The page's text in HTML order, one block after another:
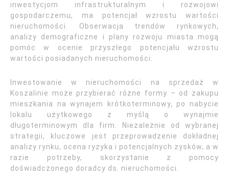
inwestycjom infrastrukturalnym i rozwojowi
gospodarczemu, ma potencjał wzrostu wartości
nieruchomości. Obserwacja trendów rynkowych,
analizy demograficzne i plany rozwoju miasta mogą
pomóc w ocenie przyszłego potencjału wzrostu
wartości posiadanych nieruchomości.
Inwestowanie w nieruchomości na sprzedaż w
Koszalinie może przybierać różne formy – od zakupu
mieszkania na wynajem krótkoterminowy, po nabycie
lokalu użytkowego z myślą o wynajmie
długoterminowym dla firm. Niezależnie od wybranej
strategii, kluczowe jest przeprowadzenie dokładnej
analizy rynku, ocena ryzyka i potencjalnych zysków, a w
razie potrzeby, skorzystanie z pomocy
doświadczonego doradcy ds. nieruchomości.